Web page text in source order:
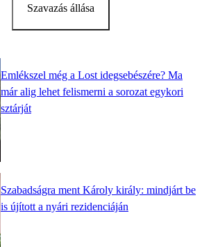
Szavazás állása
Emlékszel még a Lost idegsebészére? Ma
már alig lehet felismerni a sorozat egykori
sztárját
Szabadságra ment Károly király: mindjárt be
is újított a nyári rezidenciáján